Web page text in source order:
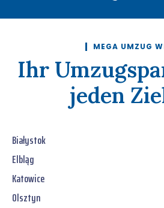
MEGA UMZUG
Ihr
jeden
Białystok
Elbląg
Katowice
Olsztyn